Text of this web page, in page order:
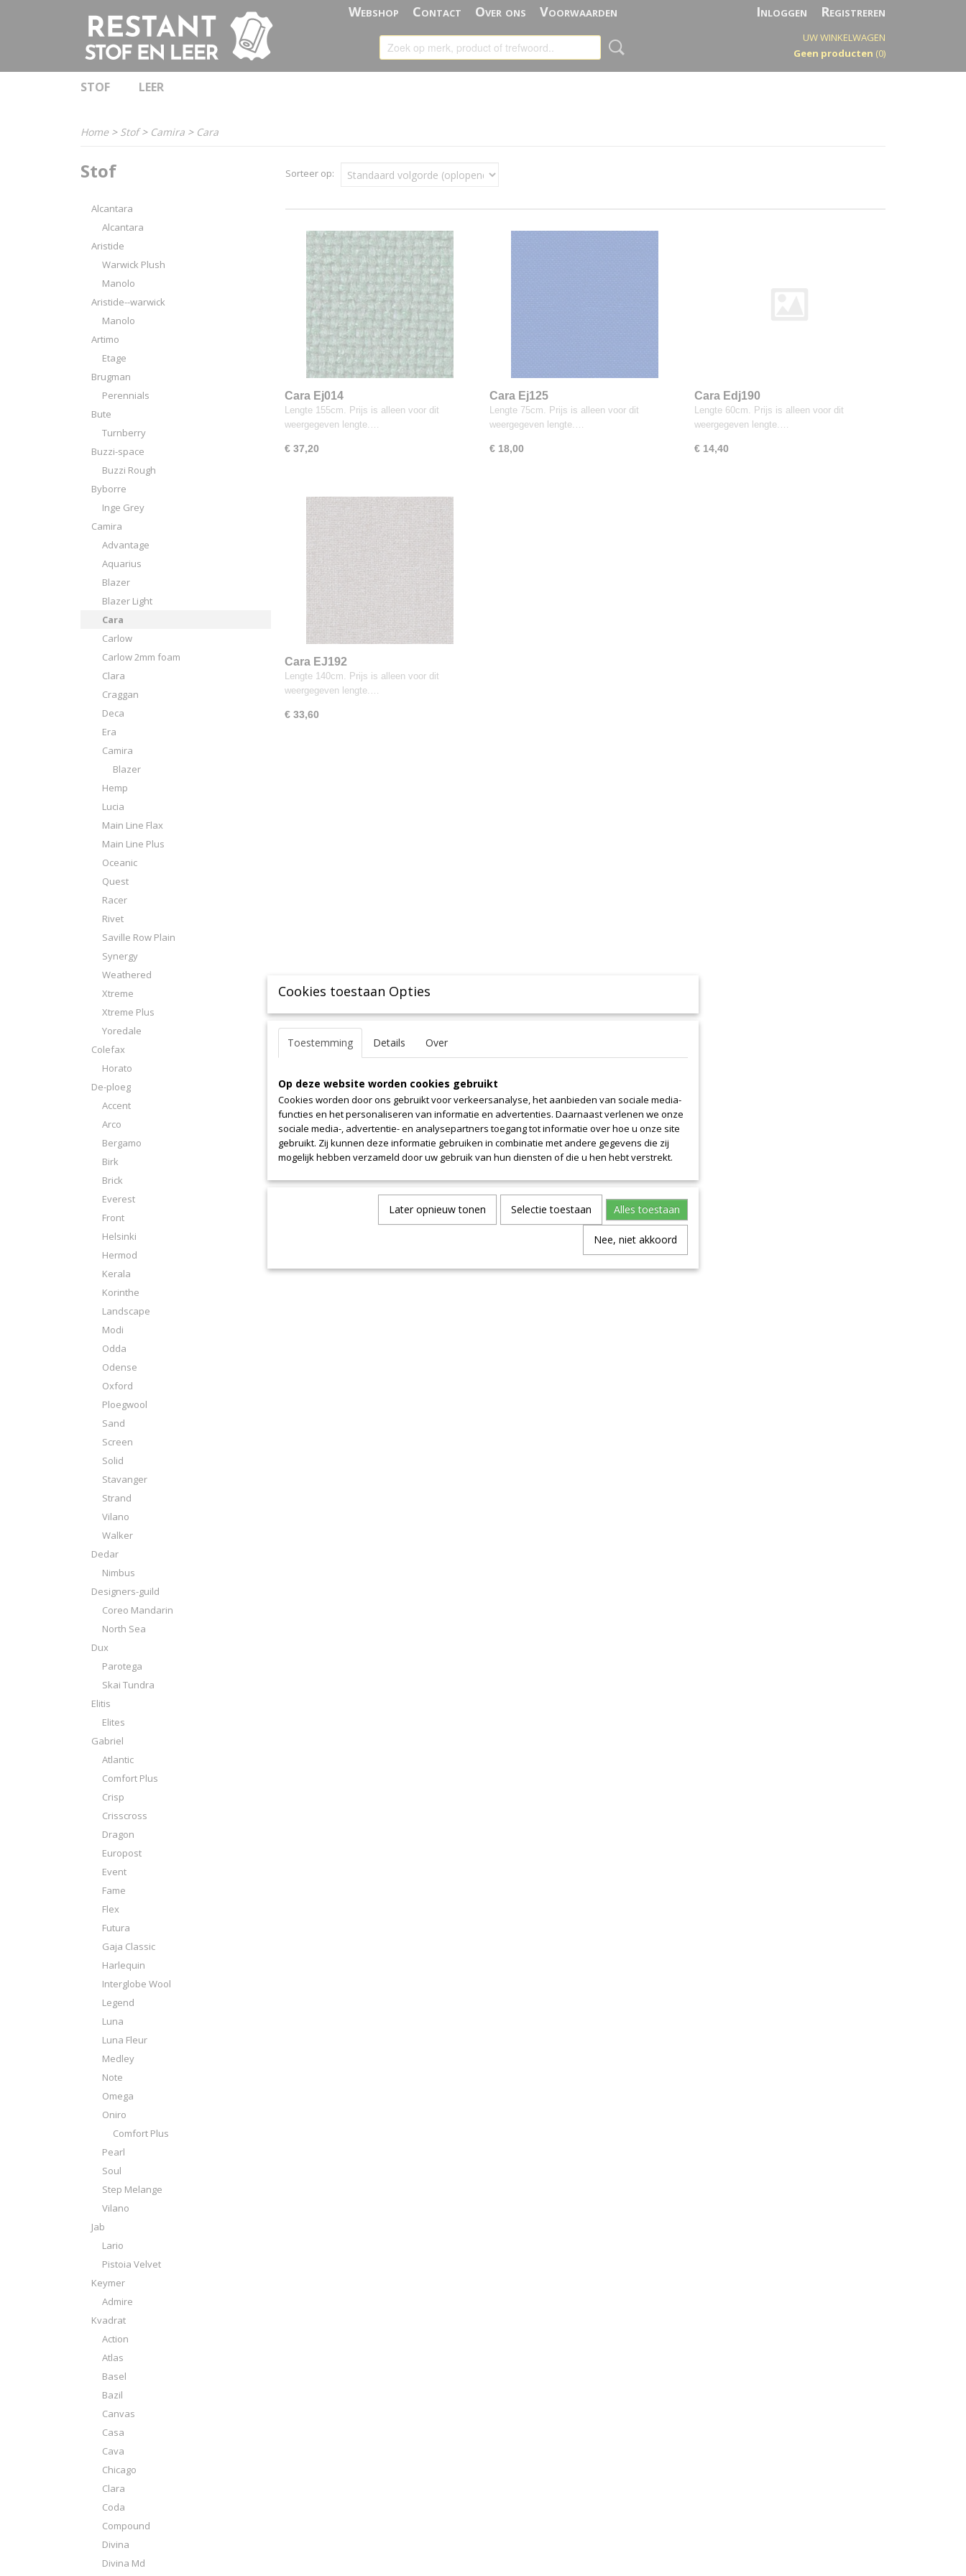
Webshop Contact Over ons Voorwaarden Inloggen Registreren
UW WINKELWAGEN
Geen producten (0)
STOF LEER
Home> Stof> Camira > Cara
Stof
Alcantara
Alcantara
Aristide
Warwick Plush
Manolo
Aristide--warwick
Manolo
Artimo
Etage
Brugman
Perennials
Bute
Turnberry
Buzzi-space
Buzzi Rough
Byborre
Inge Grey
Camira
Advantage
Aquarius
Blazer
Blazer Light
Cara
Carlow
Carlow 2mm foam
Clara
Craggan
Deca
Era
Camira
Blazer
Hemp
Lucia
Main Line Flax
Main Line Plus
Oceanic
Quest
Racer
Rivet
Saville Row Plain
Synergy
Weathered
Xtreme
Xtreme Plus
Yoredale
Colefax
Horato
De-ploeg
Accent
Arco
Bergamo
Birk
Brick
Everest
Front
Helsinki
Hermod
Kerala
Korinthe
Landscape
Modi
Odda
Odense
Oxford
Ploegwool
Sand
Screen
Solid
Stavanger
Strand
Vilano
Walker
Dedar
Nimbus
Designers-guild
Coreo Mandarin
North Sea
Dux
Parotega
Skai Tundra
Elitis
Elites
Gabriel
Atlantic
Comfort Plus
Crisp
Crisscross
Dragon
Europost
Event
Fame
Flex
Futura
Gaja Classic
Harlequin
Interglobe Wool
Legend
Luna
Luna Fleur
Medley
Note
Omega
Oniro
Comfort Plus
Pearl
Soul
Step Melange
Vilano
Jab
Lario
Pistoia Velvet
Keymer
Admire
Kvadrat
Action
Atlas
Basel
Bazil
Canvas
Casa
Cava
Chicago
Clara
Coda
Compound
Divina
Divina Md
Sorteer op:
Cara Ej014
Lengte 155cm. Prijs is alleen voor dit
weergegeven lengte.…
€ 37,20
Cara Ej125
Lengte 75cm. Prijs is alleen voor dit
weergegeven lengte.…
€ 18,00
Cara Edj190
Lengte 60cm. Prijs is alleen voor dit
weergegeven lengte.…
€ 14,40
Cara EJ192
Lengte 140cm. Prijs is alleen voor dit
weergegeven lengte.…
€ 33,60
Cookies toestaan Opties
Toestemming Details Over
Op deze website worden cookies gebruikt
Cookies worden door ons gebruikt voor verkeersanalyse, het aanbieden van sociale media-
functies en het personaliseren van informatie en advertenties. Daarnaast verlenen we onze
sociale media-, advertentie- en analysepartners toegang tot informatie over hoe u onze site
gebruikt. Zij kunnen deze informatie gebruiken in combinatie met andere gegevens die zij
mogelijk hebben verzameld door uw gebruik van hun diensten of die u hen hebt verstrekt.
Later opnieuw tonen Selectie toestaan Alles toestaan
Nee, niet akkoord